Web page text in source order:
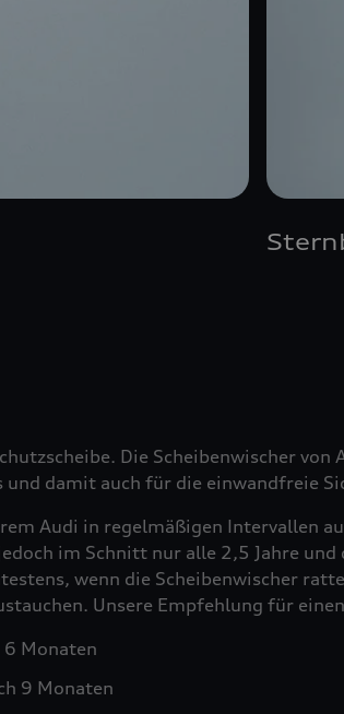
Die Scheibenwischer
damit auch für die einwandfreie
Audi in regelmäßigen Intervallen
im Schnitt nur alle 2,5 Jahre
wenn die Scheibenwischer
Unsere Empfehlung für
Monaten
9 Monaten